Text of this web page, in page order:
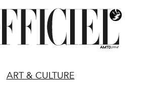
ART & CULTURE